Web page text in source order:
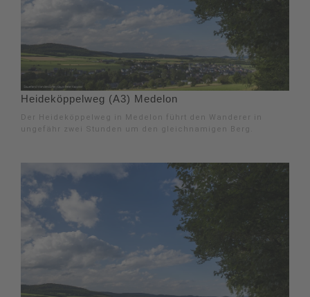
Heideköppelweg (A3) Medelon
Der Heideköppelweg in Medelon führt den Wanderer in
ungefähr zwei Stunden um den gleichnamigen Berg.